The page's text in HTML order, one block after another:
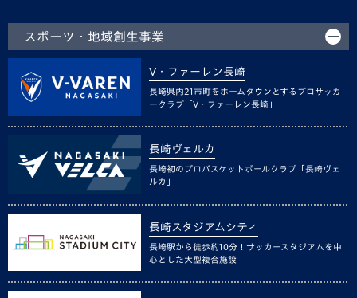
スポーツ・地域創生事業
V・ファーレン長崎
長崎県内21市町をホームタウンとするプロサッカ
ークラブ「V・ファーレン長崎」
長崎ヴェルカ
長崎初のプロバスケットボールクラブ「長崎ヴェ
ルカ」
長崎スタジアムシティ
長崎駅から徒歩約10分！サッカースタジアムを中
心とした大型複合施設